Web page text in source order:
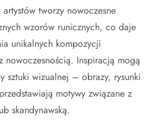
tworzy nowoczesne
wzorów runicznych, co daje
unikalnych kompozycji
nowoczesnością. Inspiracją mogą
sztuki wizualnej – obrazy, rysunki
motywy związane z
skandynawską.